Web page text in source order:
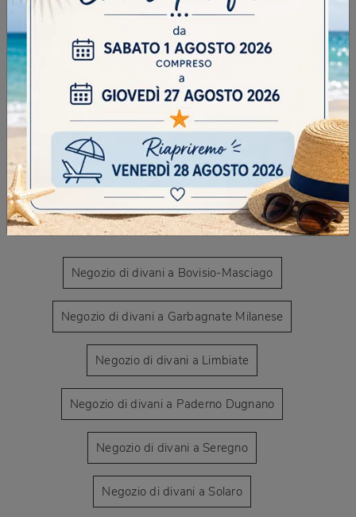
CONTINUA A NAVIGARE
Negozio di divani a Bovisio-Masciago
Negozio di divani a Garbagnate Milanese
Negozio di divani a Limbiate
Negozio di divani a Paderno Dugnano
Negozio di divani a Seregno
Negozio di divani a Solaro